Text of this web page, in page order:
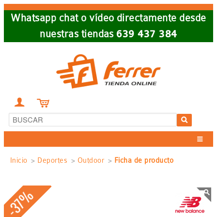
Skip
Whatsapp chat o vídeo directamente desde
nuestras tiendas 639 437 384
 
Sobrescribir
de
Inicio Deportes Outdoor Ficha de producto
-37%